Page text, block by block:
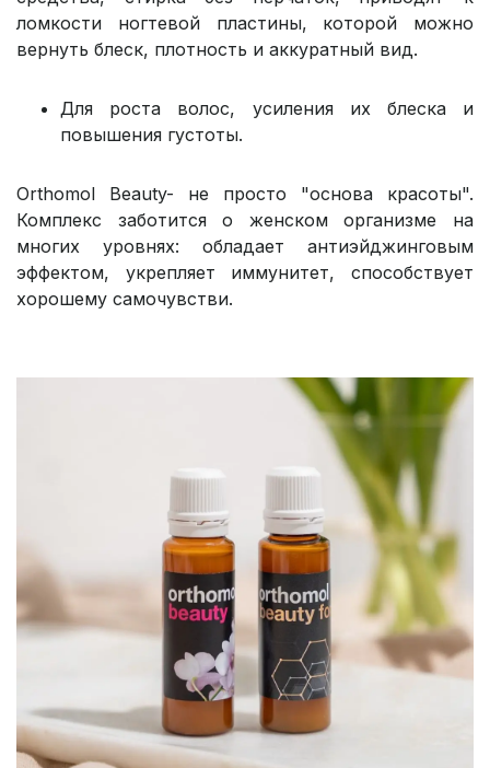
ломкости ногтевой пластины, которой можно
вернуть блеск, плотность и аккуратный вид.
Для роста волос, усиления их блеска и
повышения густоты.
Orthomol Beauty- не просто "основа красоты".
Комплекс заботится о женском организме на
многих уровнях: обладает антиэйджинговым
эффектом, укрепляет иммунитет, способствует
хорошему самочувстви.